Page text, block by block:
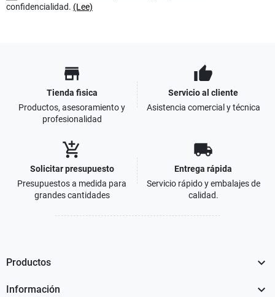
confidencialidad. (Lee)
store
Tienda fisica
Productos, asesoramiento y
profesionalidad
thumb_up
Servicio al cliente
Asistencia comercial y técnica
add_shopping_cart
Solicitar presupuesto
Presupuestos a medida para
grandes cantidades
local_shipping
Entrega rápida
Servicio rápido y embalajes de
calidad.
Productos 
Información 